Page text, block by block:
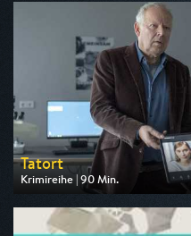
Tatort
Krimireihe | 90 Min.
Ausgestrahlt von ARD
am 09.08.2026, 20:15